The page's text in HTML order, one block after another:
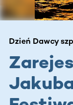
Dzień Dawcy